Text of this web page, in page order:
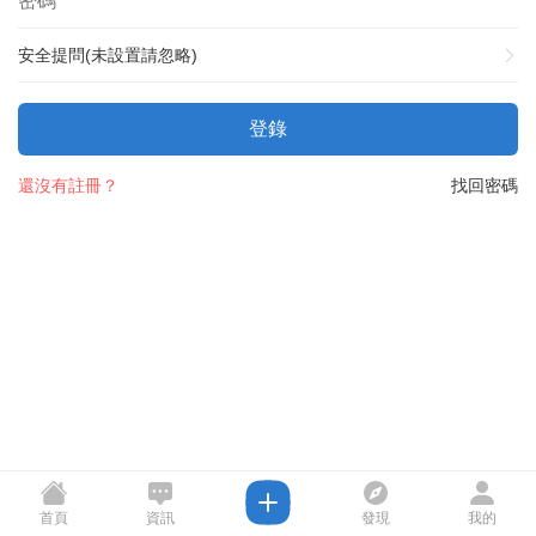
安全提問(未設置請忽略)
登錄
找回密碼
還沒有註冊？
首頁 資訊 發現 我的